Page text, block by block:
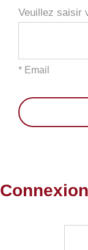
Veuillez saisir
* Email